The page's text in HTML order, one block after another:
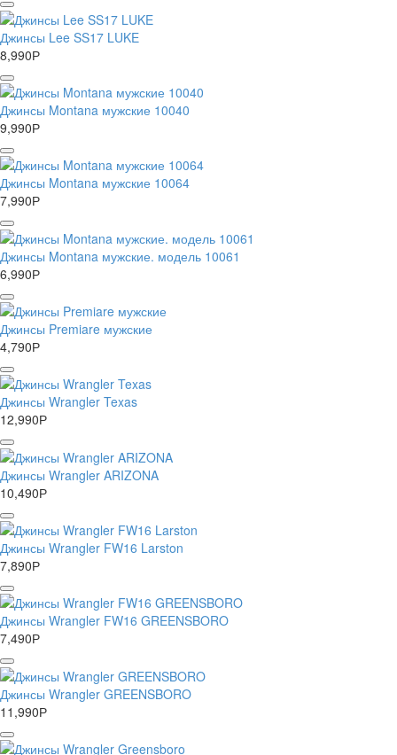
Джинсы Lee SS17 LUKE
8,990Р
Джинсы Montana мужские 10040
9,990Р
Джинсы Montana мужские 10064
7,990Р
Джинсы Montana мужские. модель 10061
6,990Р
Джинсы Premiare мужские
4,790Р
Джинсы Wrangler Texas
12,990Р
Джинсы Wrangler ARIZONA
10,490Р
Джинсы Wrangler FW16 Larston
7,890Р
Джинсы Wrangler FW16 GREENSBORO
7,490Р
Джинсы Wrangler GREENSBORO
11,990Р